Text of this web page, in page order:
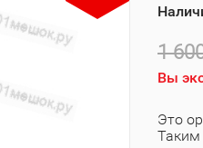
1
Вы
Это
Таким